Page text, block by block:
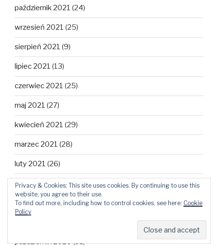
październik 2021 (24)
wrzesień 2021 (25)
sierpień 2021 (9)
lipiec 2021 (13)
czerwiec 2021 (25)
maj 2021 (27)
kwiecień 2021 (29)
marzec 2021 (28)
luty 2021 (26)
styczeń 2021(26)
grudzień 2020 (30)
październik 2020(31)
Privacy & Cookies: This site uses cookies. By continuing to use this
website, you agree to their use.
To find out more, including how to control cookies, see here: Cookie
Policy